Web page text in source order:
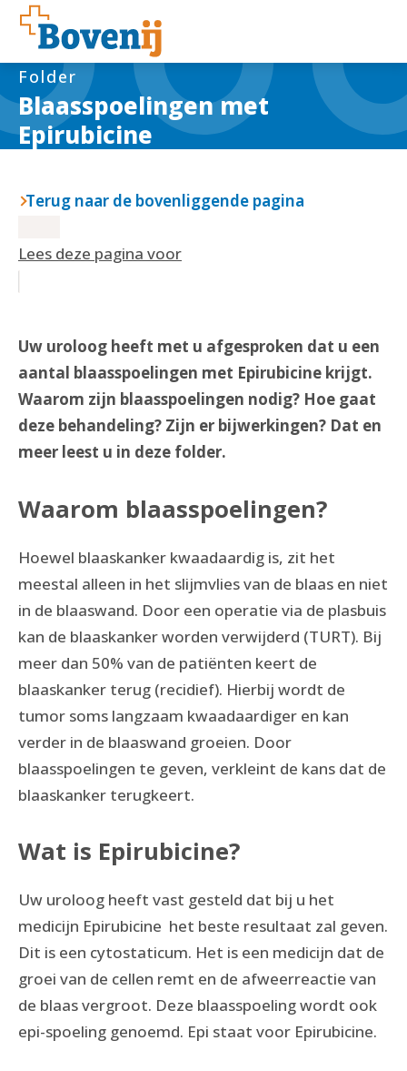
Blaasspoelingen met
Epirubicine
Folder
Terug naar de bovenliggende pagina
Lees deze pagina voor
Uw uroloog heeft met u afgesproken dat u een
aantal blaasspoelingen met Epirubicine krijgt.
Waarom zijn blaasspoelingen nodig? Hoe gaat
deze behandeling? Zijn er bijwerkingen? Dat en
meer leest u in deze folder.
Waarom blaasspoelingen?
Hoewel blaaskanker kwaadaardig is, zit het
meestal alleen in het slijmvlies van de blaas en niet
in de blaaswand. Door een operatie via de plasbuis
kan de blaaskanker worden verwijderd (TURT). Bij
meer dan 50% van de patiënten keert de
blaaskanker terug (recidief). Hierbij wordt de
tumor soms langzaam kwaadaardiger en kan
verder in de blaaswand groeien. Door
blaasspoelingen te geven, verkleint de kans dat de
blaaskanker terugkeert.
Wat is Epirubicine?
Uw uroloog heeft vast gesteld dat bij u het
medicijn Epirubicine het beste resultaat zal geven.
Dit is een cytostaticum. Het is een medicijn dat de
groei van de cellen remt en de afweerreactie van
de blaas vergroot. Deze blaasspoeling wordt ook
epi-spoeling genoemd. Epi staat voor Epirubicine.